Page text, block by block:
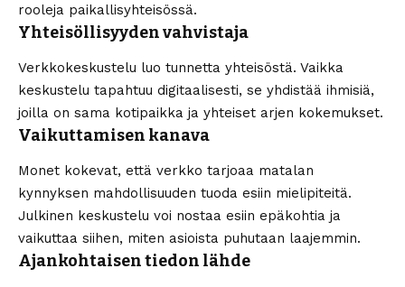
rooleja paikallisyhteisössä.
Yhteisöllisyyden vahvistaja
Verkkokeskustelu luo tunnetta yhteisöstä. Vaikka
keskustelu tapahtuu digitaalisesti, se yhdistää ihmisiä,
joilla on sama kotipaikka ja yhteiset arjen kokemukset.
Vaikuttamisen kanava
Monet kokevat, että verkko tarjoaa matalan
kynnyksen mahdollisuuden tuoda esiin mielipiteitä.
Julkinen keskustelu voi nostaa esiin epäkohtia ja
vaikuttaa siihen, miten asioista puhutaan laajemmin.
Ajankohtaisen tiedon lähde